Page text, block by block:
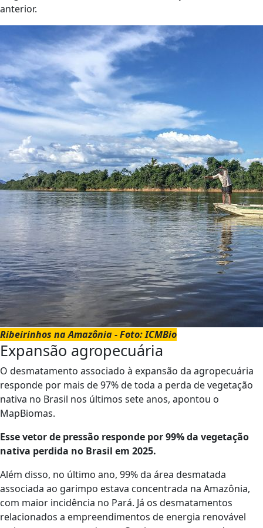
anterior.
Ribeirinhos na Amazônia - Foto: ICMBio
Expansão agropecuária
O desmatamento associado à expansão da agropecuária
responde por mais de 97% de toda a perda de vegetação
nativa no Brasil nos últimos sete anos, apontou o
MapBiomas.
Esse vetor de pressão responde por 99% da vegetação
nativa perdida no Brasil em 2025.
Além disso, no último ano, 99% da área desmatada
associada ao garimpo estava concentrada na Amazônia,
com maior incidência no Pará. Já os desmatamentos
relacionados a empreendimentos de energia renovável